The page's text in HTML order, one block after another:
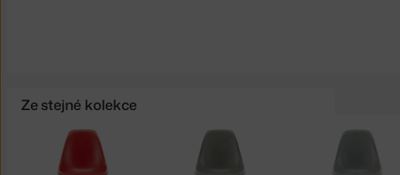
Ze stejné kolekce